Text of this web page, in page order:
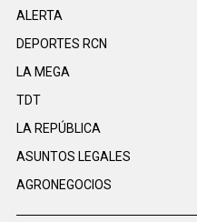
ALERTA
DEPORTES RCN
LA MEGA
TDT
LA REPÚBLICA
ASUNTOS LEGALES
AGRONEGOCIOS